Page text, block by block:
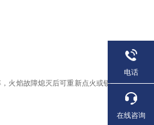
火焰故障熄灭后可重新点火或锁
电话
在线咨询